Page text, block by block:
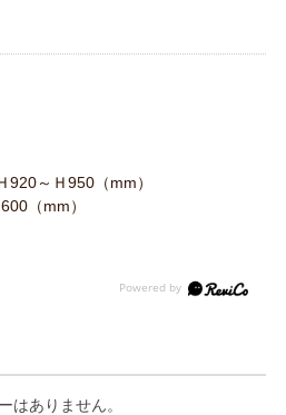
～Ｈ950（mm）
（mm）
はありません。